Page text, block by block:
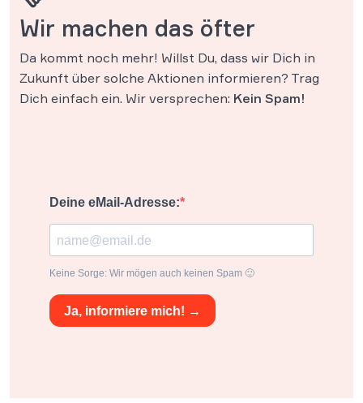
Wir machen das öfter
Da kommt noch mehr! Willst Du, dass wir Dich in
Zukunft über solche Aktionen informieren? Trag
Dich einfach ein. Wir versprechen: Kein Spam!
Deine eMail-Adresse:
Keine Sorge: Wir mögen auch keinen Spam 🙂
Ja, informiere mich! →